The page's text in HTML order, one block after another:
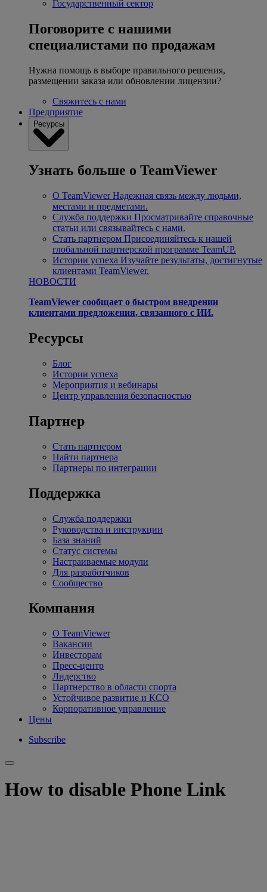
Государственный сектор
Поговорите с нашими
специалистами по продажам
Нужна помощь в выборе правильного решения,
размещении заказа или обновлении лицензии?
Свяжитесь с нами
Предприятие
Ресурсы
Узнать больше о TeamViewer
О TeamViewer Надежная связь между людьми,
местами и предметами.
Служба поддержки Просматривайте справочные
статьи или связывайтесь с нами.
Стать партнером Присоединяйтесь к нашей
глобальной партнерской программе TeamUP.
Истории успеха Изучайте результаты, достигнутые
клиентами TeamViewer.
НОВОСТИ
TeamViewer сообщает о быстром внедрении
клиентами предложения, связанного с ИИ.
Ресурсы
Блог
Истории успеха
Мероприятия и вебинары
Центр управления безопасностью
Партнер
Стать партнером
Найти партнера
Партнеры по интеграции
Поддержка
Служба поддержки
Руководства и инструкции
База знаний
Статус системы
Настраиваемые модули
Для разработчиков
Сообщество
Компания
О TeamViewer
Вакансии
Инвесторам
Пресс-центр
Лидерство
Партнерство в области спорта
Устойчивое развитие и КСО
Корпоративное управление
Цены
Subscribe
How to disable Phone Link